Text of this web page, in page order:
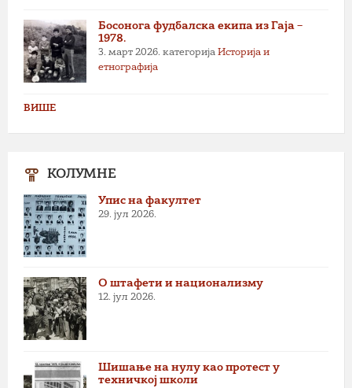
Босонога фудбалска екипа из Гаја –
1978.
3. март 2026. категорија Историја и
етнографија
ВИШЕ
КОЛУМНЕ
Упис на факултет
29. јул 2026.
О штафети и национализму
12. јул 2026.
Шишање на нулу као протест у
техничкој школи